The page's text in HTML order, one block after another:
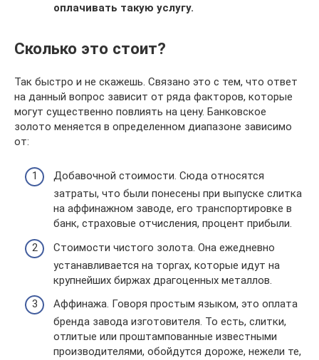
оплачивать такую услугу.
Сколько это стоит?
Так быстро и не скажешь. Связано это с тем, что ответ
на данный вопрос зависит от ряда факторов, которые
могут существенно повлиять на цену. Банковское
золото меняется в определенном диапазоне зависимо
от:
Добавочной стоимости. Сюда относятся
затраты, что были понесены при выпуске слитка
на аффинажном заводе, его транспортировке в
банк, страховые отчисления, процент прибыли.
Стоимости чистого золота. Она ежедневно
устанавливается на торгах, которые идут на
крупнейших биржах драгоценных металлов.
Аффинажа. Говоря простым языком, это оплата
бренда завода изготовителя. То есть, слитки,
отлитые или проштампованные известными
производителями, обойдутся дороже, нежели те,